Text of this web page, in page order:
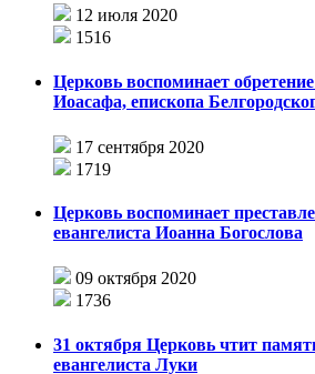
12 июля 2020
1516
Церковь воспоминает
Иоасафа, епископа
17 сентября 2020
1719
Церковь воспоминает
евангелиста Иоанна Богослова
09 октября 2020
1736
31 октября Церковь чтит
евангелиста Луки